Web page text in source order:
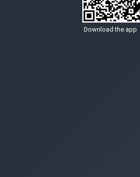
Download the app